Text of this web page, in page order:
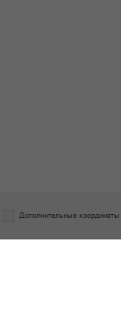
Дополнительные координаты